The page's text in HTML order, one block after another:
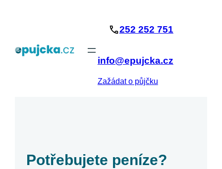
252 252 751
info@epujcka.cz
Zažádat o půjčku
Potřebujete peníze?